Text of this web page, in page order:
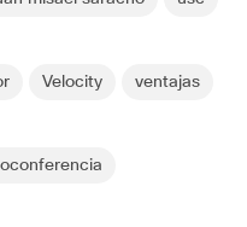
Velocity ventajas